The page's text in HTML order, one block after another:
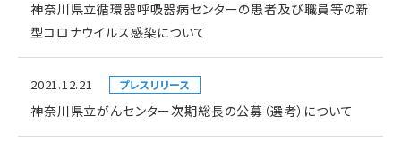
神奈川県立循環器呼吸器病センターの患者及び職員等の新
型コロナウイルス感染について
2021.12.21 プレスリリース
神奈川県立がんセンター次期総長の公募（選考）について